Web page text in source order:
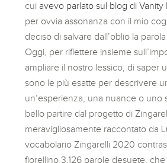
cui avevo parlato sul blog di Vanity
per ovvia assonanza con il mio
deciso di salvare dall’oblio la parola
Oggi, per riflettere insieme
ampliare il nostro lessico, di saper
sono le più esatte per descrivere
un’esperienza, una nuance o uno
bello partire dal progetto di
meravigliosamente raccontato da
vocabolario Zingarelli 2020
fiorellino 3.126 parole desuete,